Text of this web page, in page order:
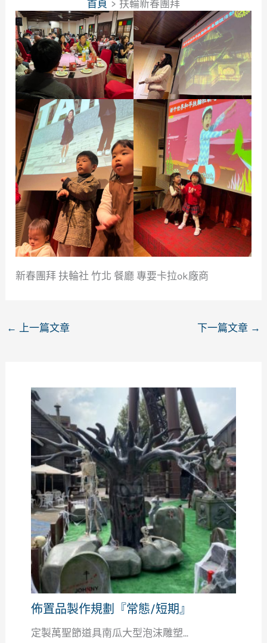
首頁 扶輪新春團拜
新春團拜 扶輪社 竹北 餐廳 專要卡拉ok廠商
← 上一篇文章 下一篇文章 →
佈置品製作規劃『常態/短期』
定製萬聖節道具南瓜大型泡沫雕塑...